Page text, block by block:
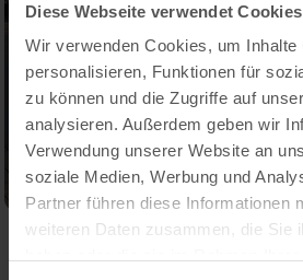
Diese Webseite verwendet Cookies
Wir verwenden Cookies, um Inhalte
personalisieren, Funktionen für
zu können und die Zugriffe auf
analysieren. Außerdem geben wir
Verwendung unserer Website an
soziale Medien, Werbung und
Partner führen diese Informationen
weiteren Daten zusammen, die Sie